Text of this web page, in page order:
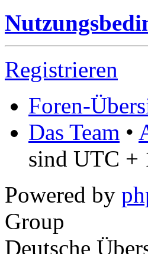
Registrieren
Foren-
Das Team •
sind UTC +
Powered by
Group
Deutsche